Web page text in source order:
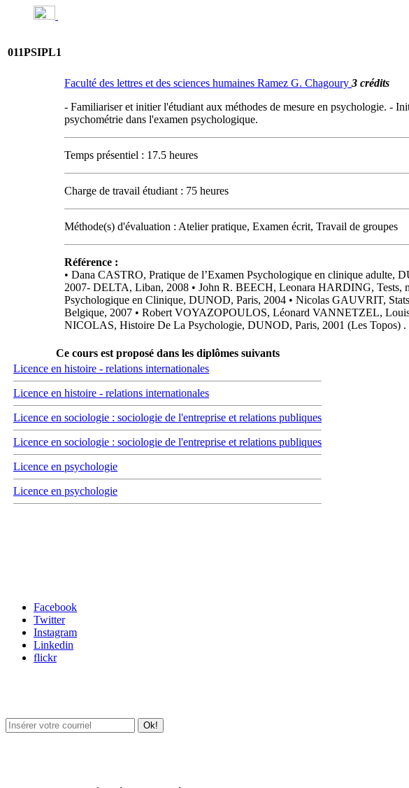
011PSIPL1
Faculté des lettres et des sciences humaines Ramez G. Chagoury 3 crédits
- Familiariser et initier l'étudiant aux méthodes de mesure en psychologie. -
psychométrie dans l'examen psychologique.
Temps présentiel : 17.5 heures
Charge de travail étudiant : 75 heures
Méthode(s) d'évaluation : Atelier pratique, Examen écrit, Travail de groupes
Référence :
• Dana CASTRO, Pratique de l’Examen Psychologique en clinique adulte,
2007- DELTA, Liban, 2008 • John R. BEECH, Leonara HARDING,
Psychologique en Clinique, DUNOD, Paris, 2004 • Nicolas GAUVRIT,
Belgique, 2007 • Robert VOYAZOPOULOS, Léonard VANNETZEL,
NICOLAS, Histoire De La Psychologie, DUNOD, Paris, 2001 (Les Topos) .
Ce cours est proposé dans les diplômes suivants
Licence en histoire - relations internationales
Licence en histoire - relations internationales
Licence en sociologie : sociologie de l'entreprise et relations publiques
Licence en sociologie : sociologie de l'entreprise et relations publiques
Licence en psychologie
Licence en psychologie
Facebook
Twitter
Instagram
Linkedin
flickr